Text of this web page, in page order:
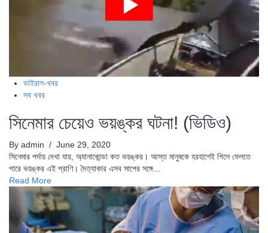
ভাইরাল-খবর
সব খবর
সিনেমার চেয়েও ভয়ঙ্কর ঘটনা! (ভিডিও)
By admin / June 29, 2020
সিনেমার পর্দায় দেখা যায়, অ্যানাকোন্ডা কত ভয়ঙ্কর। আস্ত মানুষকে হরহাশেই গিলে ফেলতে
পারে ভয়ঙ্কর এই প্রাণি। দৈত্যাকার এসব সাপের সঙ্গে...
Read More